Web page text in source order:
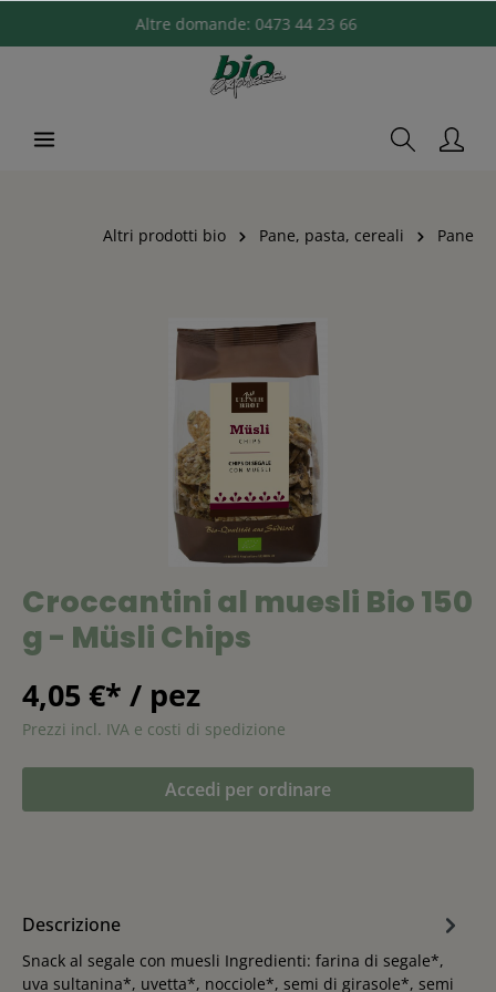
Altre domande: 0473 44 23 66
Altri prodotti bio Pane, pasta, cereali Pane
Croccantini al muesli Bio 150
g - Müsli Chips
4,05 €* / pez
Prezzi incl. IVA e costi di spedizione
Accedi per ordinare
Descrizione
Snack al segale con muesli Ingredienti: farina di segale*,
uva sultanina*, uvetta*, nocciole*, semi di girasole*, semi